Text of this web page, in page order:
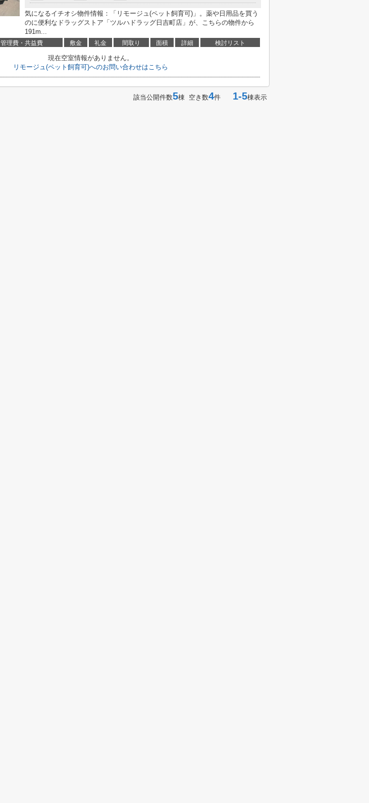
気になるイチオシ物件情報：「リモージュ(ペット飼育可)」。薬や日用品を買う
のに便利なドラッグストア「ツルハドラッグ日吉町店」が、こちらの物件から
191m...
管理費・共益費 敷金 礼金 間取り 面積 詳細 検討リスト
現在空室情報がありません。
リモージュ(ペット飼育可)へのお問い合わせはこちら
該当公開件数5棟 空き数4件 1-5棟表示